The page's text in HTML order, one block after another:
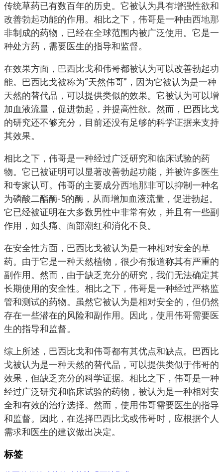
传统草药已有数百年的历史。它被认为具有增强性欲和
改善勃起功能的作用。相比之下，伟哥是一种由西地那
非制成的药物，已经在全球范围内被广泛使用。它是一
种处方药，需要医生的指导和监督。
在效果方面，巴西比戈和伟哥都被认为可以改善勃起功
能。巴西比戈被称为“天然伟哥”，因为它被认为是一种
天然的替代品，可以提供类似的效果。它被认为可以增
加血液流量，促进勃起，并提高性欲。然而，巴西比戈
的研究还不够充分，目前还没有足够的科学证据来支持
其效果。
相比之下，伟哥是一种经过广泛研究和临床试验的药
物。它已被证明可以显著改善勃起功能，并被许多医生
和专家认可。伟哥的主要成分西地那非可以抑制一种名
为磷酸二酯酶-5的酶，从而增加血液流量，促进勃起。
它已经被证明在大多数男性中非常有效，并且有一些副
作用，如头痛、面部潮红和消化不良。
在安全性方面，巴西比戈被认为是一种相对安全的草
药。由于它是一种天然植物，很少有报道称其有严重的
副作用。然而，由于缺乏充分的研究，我们无法确定其
长期使用的安全性。相比之下，伟哥是一种经过严格监
管和测试的药物。虽然它被认为是相对安全的，但仍然
存在一些潜在的风险和副作用。因此，使用伟哥需要医
生的指导和监督。
综上所述，巴西比戈和伟哥都有其优点和缺点。巴西比
戈被认为是一种天然的替代品，可以提供类似于伟哥的
效果，但缺乏充分的科学证据。相比之下，伟哥是一种
经过广泛研究和临床试验的药物，被认为是一种相对安
全和有效的治疗选择。然而，使用伟哥需要医生的指导
和监督。因此，在选择巴西比戈或伟哥时，应根据个人
需求和医生的建议做出决定。
标签